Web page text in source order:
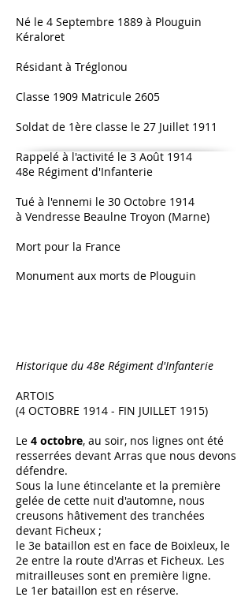
Né le 4 Septembre 1889 à Plouguin
Kéraloret
Résidant à Tréglonou
Classe 1909 Matricule 2605
Soldat de 1ère classe le 27 Juillet 1911
Rappelé à l'activité le 3 Août 1914
48e Régiment d'Infanterie
Tué à l'ennemi le 30 Octobre 1914
à Vendresse Beaulne Troyon (Marne)
Mort pour la France
Monument aux morts de Plouguin
Historique du 48e Régiment d'Infanterie
ARTOIS
(4 OCTOBRE 1914 - FIN JUILLET 1915)
Le 4 octobre, au soir, nos lignes ont été
resserrées devant Arras que nous devons
défendre.
Sous la lune étincelante et la première
gelée de cette nuit d'automne, nous
creusons hâtivement des tranchées
devant Ficheux ;
le 3e bataillon est en face de Boixleux, le
2e entre la route d'Arras et Ficheux. Les
mitrailleuses sont en première ligne.
Le 1er bataillon est en réserve.